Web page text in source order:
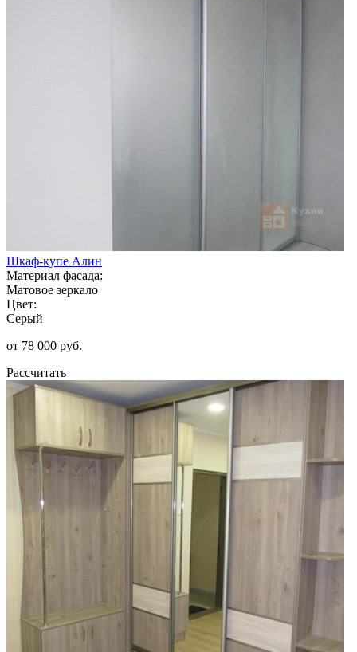
Шкаф-купе Алин
Материал фасада:
Матовое зеркало
Цвет:
Серый
от 78 000 руб.
Рассчитать